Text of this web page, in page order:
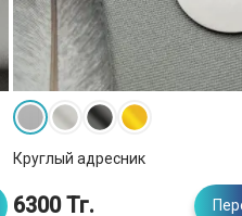
Круглый адресник
6300 Тг.